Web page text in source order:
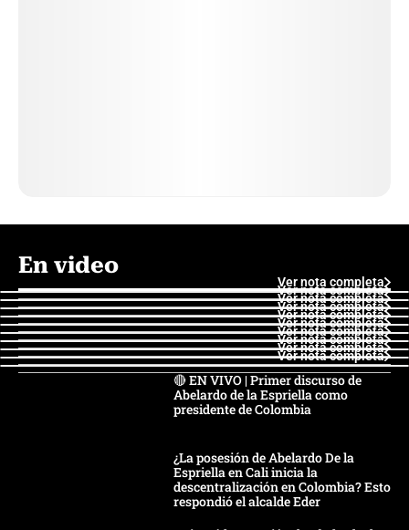
En video
Ver nota completa
Ver nota completa
Ver nota completa
Ver nota completa
Ver nota completa
Ver nota completa
Ver nota completa
Ver nota completa
Ver nota completa
Ver nota completa
🔴 EN VIVO | Primer discurso de
Abelardo de la Espriella como
presidente de Colombia
¿La posesión de Abelardo De la
Espriella en Cali inicia la
descentralización en Colombia? Esto
respondió el alcalde Eder